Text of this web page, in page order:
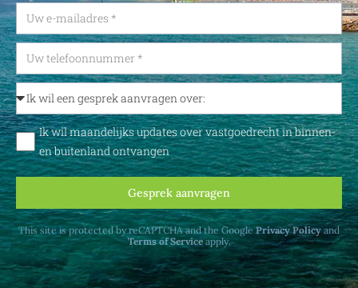
Ik wil maandelijks updates over vastgoedrecht in binnen-
en buitenland ontvangen
Gesprek aanvragen
This site is protected by reCAPTCHA and the GooglePrivacy Policyand
Terms of Serviceapply.